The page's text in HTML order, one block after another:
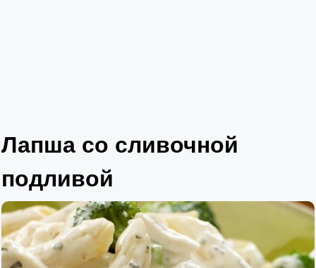
Лапша со сливочной
подливой